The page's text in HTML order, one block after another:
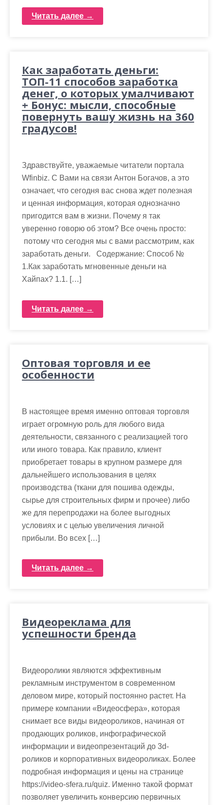
Читать далее →
Как заработать деньги:
ТОП-11 способов заработка
денег, о которых умалчивают
+ Бонус: мысли, способные
повернуть вашу жизнь на 360
градусов!
Здравствуйте, уважаемые читатели портала
Wfinbiz. С Вами на связи Антон Богачов, а это
означает, что сегодня вас снова ждет полезная
и ценная информация, которая однозначно
пригодится вам в жизни. Почему я так
уверенно говорю об этом? Все очень просто:
потому что сегодня мы с вами рассмотрим, как
заработать деньги. Содержание: Способ №
1.Как заработать мгновенные деньги на
Хайпах? 1.1. […]
Читать далее →
Оптовая торговля и ее
особенности
В настоящее время именно оптовая торговля
играет огромную роль для любого вида
деятельности, связанного с реализацией того
или иного товара. Как правило, клиент
приобретает товары в крупном размере для
дальнейшего использования в целях
производства (ткани для пошива одежды,
сырье для строительных фирм и прочее) либо
же для перепродажи на более выгодных
условиях и с целью увеличения личной
прибыли. Во всех […]
Читать далее →
Видеореклама для
успешности бренда
Видеоролики являются эффективным
рекламным инструментом в современном
деловом мире, который постоянно растет. На
примере компании «Видеосфера», которая
снимает все виды видеороликов, начиная от
продающих роликов, инфографической
информации и видеопрезентаций до 3d-
роликов и корпоративных видеороликах. Более
подробная информация и цены на странице
https://video-sfera.ru/quiz. Именно такой формат
позволяет увеличить конверсию первичных